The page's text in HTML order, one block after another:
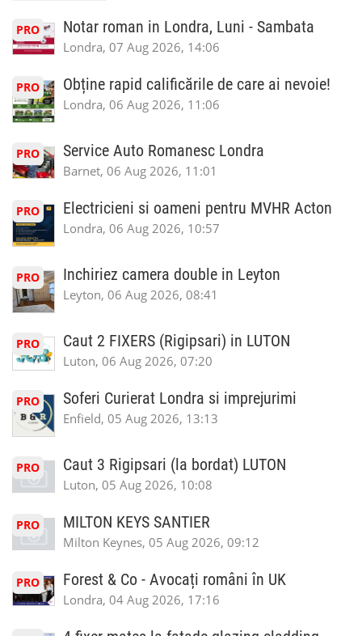
PRO Notar roman in Londra, Luni - Sambata
Londra, 07 Aug 2026, 14:06
PRO Obține rapid calificările de care ai nevoie!
Londra, 06 Aug 2026, 11:06
PRO Service Auto Romanesc Londra
Barnet, 06 Aug 2026, 11:01
PRO Electricieni si oameni pentru MVHR Acton
Londra, 06 Aug 2026, 10:57
PRO Inchiriez camera double in Leyton
Leyton, 06 Aug 2026, 08:41
PRO Caut 2 FIXERS (Rigipsari) in LUTON
Luton, 06 Aug 2026, 07:20
PRO Soferi Curierat Londra si imprejurimi
Enfield, 05 Aug 2026, 13:13
PRO Caut 3 Rigipsari (la bordat) LUTON
Luton, 05 Aug 2026, 10:08
PRO MILTON KEYS SANTIER
Milton Keynes, 05 Aug 2026, 09:12
PRO Forest & Co - Avocați români în UK
Londra, 04 Aug 2026, 17:16